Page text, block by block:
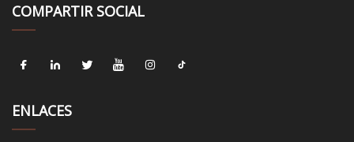
COMPARTIR SOCIAL
ENLACES